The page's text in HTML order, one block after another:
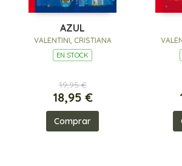
AZUL
VALENTINI, CRISTIANA
EN STOCK
19,95 €
18,95 €
Comprar